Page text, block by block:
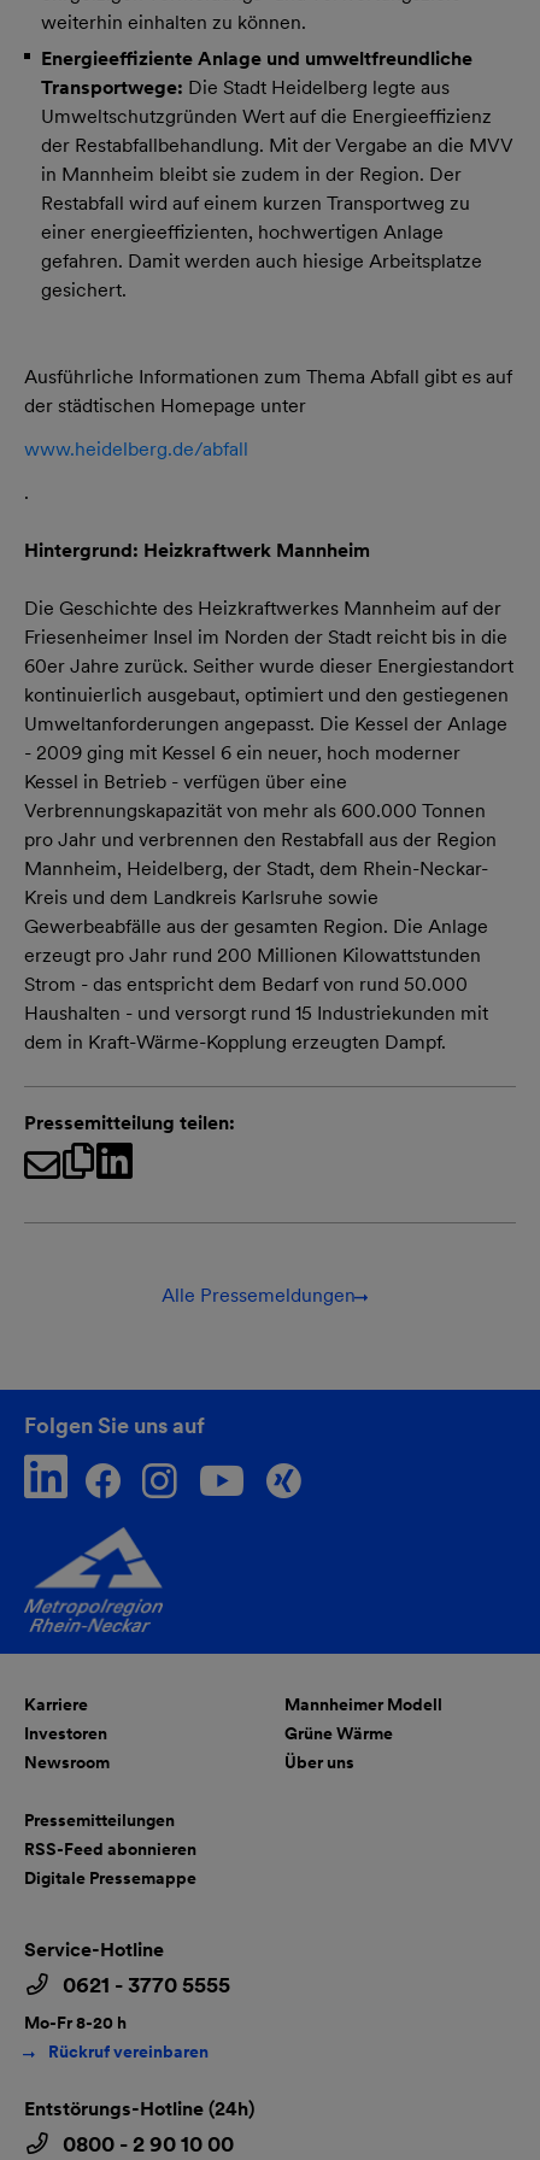
weiterhin einhalten zu können.
Energieeffiziente Anlage und umweltfreundliche
Transportwege: Die Stadt Heidelberg legte aus
Umweltschutzgründen Wert auf die Energieeffizienz
der Restabfallbehandlung. Mit der Vergabe an die MVV
in Mannheim bleibt sie zudem in der Region. Der
Restabfall wird auf einem kurzen Transportweg zu
einer energieeffizienten, hochwertigen Anlage
gefahren. Damit werden auch hiesige Arbeitsplatze
gesichert.
Ausführliche Informationen zum Thema Abfall gibt es auf
der städtischen Homepage unter
www.heidelberg.de/abfall
.
Hintergrund: Heizkraftwerk Mannheim
Die Geschichte des Heizkraftwerkes Mannheim auf der
Friesenheimer Insel im Norden der Stadt reicht bis in die
60er Jahre zurück. Seither wurde dieser Energiestandort
kontinuierlich ausgebaut, optimiert und den gestiegenen
Umweltanforderungen angepasst. Die Kessel der Anlage
- 2009 ging mit Kessel 6 ein neuer, hoch moderner
Kessel in Betrieb - verfügen über eine
Verbrennungskapazität von mehr als 600.000 Tonnen
pro Jahr und verbrennen den Restabfall aus der Region
Mannheim, Heidelberg, der Stadt, dem Rhein-Neckar-
Kreis und dem Landkreis Karlsruhe sowie
Gewerbeabfälle aus der gesamten Region. Die Anlage
erzeugt pro Jahr rund 200 Millionen Kilowattstunden
Strom - das entspricht dem Bedarf von rund 50.000
Haushalten - und versorgt rund 15 Industriekunden mit
dem in Kraft-Wärme-Kopplung erzeugten Dampf.
Pressemitteilung teilen:
Alle Pressemeldungen
Folgen Sie uns auf
Karriere
Investoren
Newsroom
Mannheimer Modell
Grüne Wärme
Über uns
Pressemitteilungen
RSS-Feed abonnieren
Digitale Pressemappe
Service-Hotline
0621 - 3770 5555
Mo-Fr 8-20 h
Rückruf vereinbaren
Entstörungs-Hotline (24h)
0800 - 2 90 10 00